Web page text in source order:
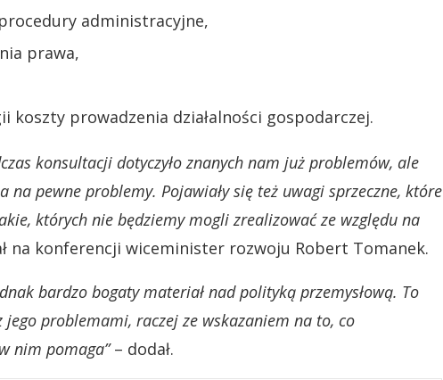
administracyjne,
prawa,
koszty prowadzenia działalności gospodarczej.
konsultacji dotyczyło znanych nam już problemów, ale
na pewne problemy. Pojawiały się też uwagi sprzeczne, które
których nie będziemy mogli zrealizować ze względu na
na konferencji wiceminister rozwoju Robert Tomanek.
bardzo bogaty materiał nad polityką przemysłową. To
jego problemami, raczej ze wskazaniem na to, co
nim pomaga”– dodał.